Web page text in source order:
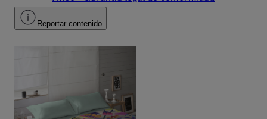
Reportar contenido